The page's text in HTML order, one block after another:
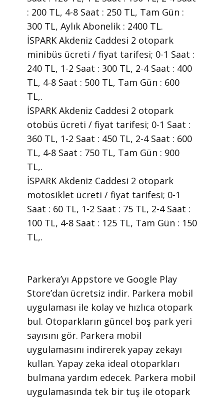
: 200 TL, 4-8 Saat : 250 TL, Tam Gün :
300 TL, Aylık Abonelik : 2400 TL.
İSPARK Akdeniz Caddesi 2 otopark
minibüs ücreti / fiyat tarifesi; 0-1 Saat :
240 TL, 1-2 Saat : 300 TL, 2-4 Saat : 400
TL, 4-8 Saat : 500 TL, Tam Gün : 600
TL,.
İSPARK Akdeniz Caddesi 2 otopark
otobüs ücreti / fiyat tarifesi; 0-1 Saat :
360 TL, 1-2 Saat : 450 TL, 2-4 Saat : 600
TL, 4-8 Saat : 750 TL, Tam Gün : 900
TL,.
İSPARK Akdeniz Caddesi 2 otopark
motosiklet ücreti / fiyat tarifesi; 0-1
Saat : 60 TL, 1-2 Saat : 75 TL, 2-4 Saat :
100 TL, 4-8 Saat : 125 TL, Tam Gün : 150
TL,.
​Parkera’yı Appstore ve Google Play
Store’dan ücretsiz indir. Parkera mobil
uygulaması ile kolay ve hızlıca otopark
bul. Otoparkların güncel boş park yeri
sayısını gör. Parkera mobil
uygulamasını indirerek yapay zekayı
kullan. Yapay zeka ideal otoparkları
bulmana yardım edecek. Parkera mobil
uygulamasında tek bir tuş ile otopark